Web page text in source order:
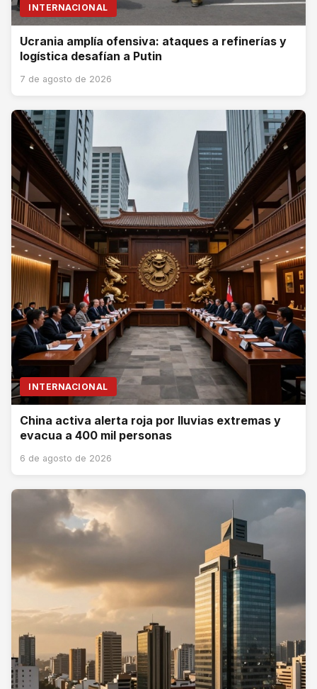
INTERNACIONAL
Ucrania amplía ofensiva: ataques a refinerías y
logística desafían a Putin
7 de agosto de 2026
INTERNACIONAL
China activa alerta roja por lluvias extremas y
evacua a 400 mil personas
6 de agosto de 2026